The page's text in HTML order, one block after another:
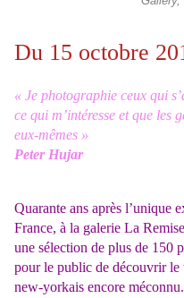
Du 15 octobre
« Je photographie ceux qui
ce qui m’intéresse et que les
eux-mêmes »
Peter Hujar
Quarante ans après l’unique
France, à la galerie La
une sélection de plus de 150
pour le public de découvrir le
new-yorkais encore